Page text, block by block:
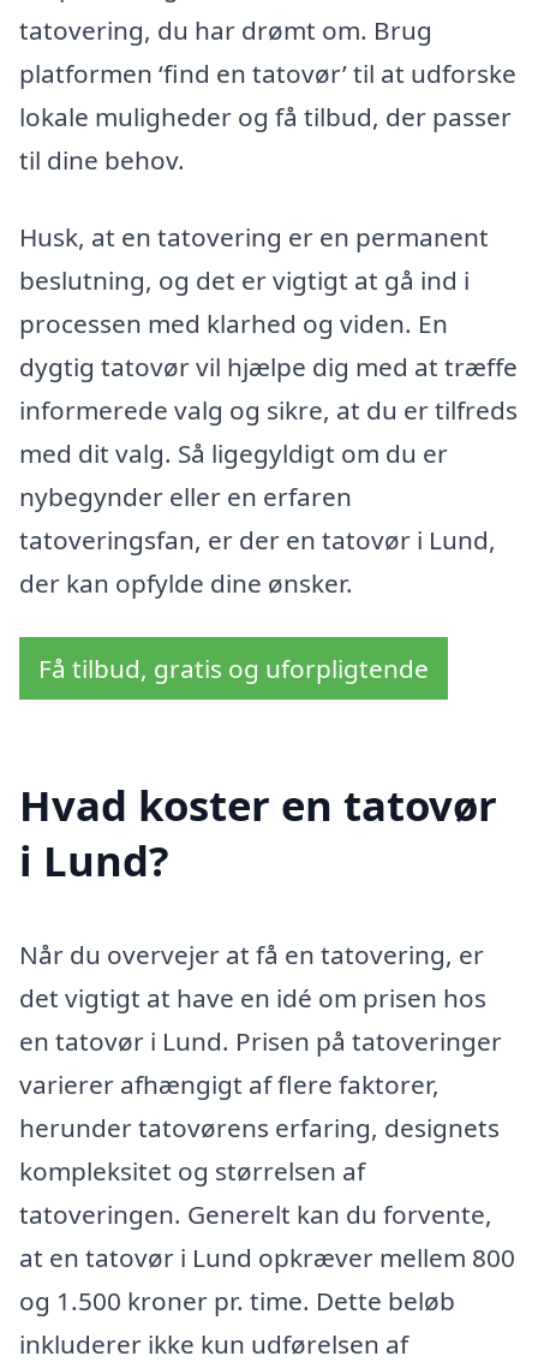
tatovering, du har drømt om. Brug
platformen ‘find en tatovør’ til at udforske
lokale muligheder og få tilbud, der passer
til dine behov.
Husk, at en tatovering er en permanent
beslutning, og det er vigtigt at gå ind i
processen med klarhed og viden. En
dygtig tatovør vil hjælpe dig med at træffe
informerede valg og sikre, at du er tilfreds
med dit valg. Så ligegyldigt om du er
nybegynder eller en erfaren
tatoveringsfan, er der en tatovør i Lund,
der kan opfylde dine ønsker.
Få tilbud, gratis og uforpligtende
Hvad koster en tatovør
i Lund?
Når du overvejer at få en tatovering, er
det vigtigt at have en idé om prisen hos
en tatovør i Lund. Prisen på tatoveringer
varierer afhængigt af flere faktorer,
herunder tatovørens erfaring, designets
kompleksitet og størrelsen af
tatoveringen. Generelt kan du forvente,
at en tatovør i Lund opkræver mellem 800
og 1.500 kroner pr. time. Dette beløb
inkluderer ikke kun udførelsen af